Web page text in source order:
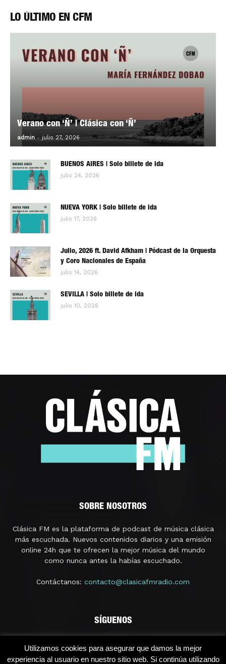
LO ÚLTIMO EN CFM
Verano con ‘Ñ’ | Clásica con ‘Ñ’
admin - julio 27, 2026 0
BUENOS AIRES | Solo billete de ida
julio 24, 2026
NUEVA YORK | Solo billete de ida
julio 17, 2026
Julio, 2026 ft. David Afkham | Pódcast de la Orquesta
y Coro Nacionales de España
julio 14, 2026
SEVILLA | Solo billete de ida
julio 10, 2026
SOBRE NOSOTROS
Clásica FM es la plataforma de podcast de música clásica
más escuchada. Nuevos contenidos diarios y una emisión
online 24h que te ofrecen la mejor música del mundo
como nunca antes la habías escuchado.
Contáctanos: contacto@clasicafmradio.com
SÍGUENOS
Utilizamos cookies para asegurar que damos la mejor
experiencia al usuario en nuestro sitio web. Si continúa utilizando